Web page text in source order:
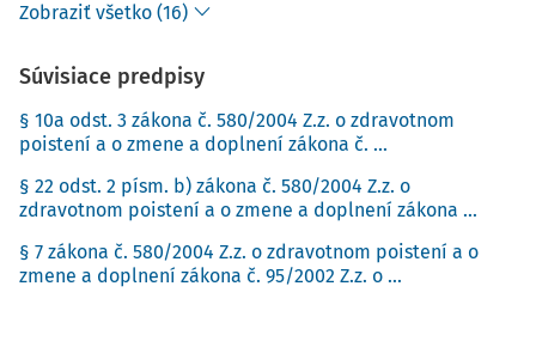
Zobraziť všetko (16)
Súvisiace predpisy
§ 10a odst. 3 zákona č. 580/2004 Z.z. o zdravotnom
poistení a o zmene a doplnení zákona č. ...
§ 22 odst. 2 písm. b) zákona č. 580/2004 Z.z. o
zdravotnom poistení a o zmene a doplnení zákona ...
§ 7 zákona č. 580/2004 Z.z. o zdravotnom poistení a o
zmene a doplnení zákona č. 95/2002 Z.z. o ...